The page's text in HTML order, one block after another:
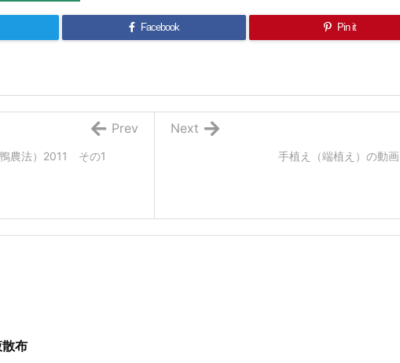
Facebook Pin it
手植え（端植え）の動画
Next
農法）2011 その1
Prev
布